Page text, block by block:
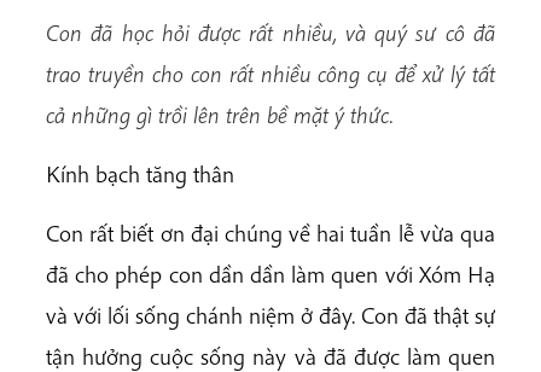
Con đã học hỏi được rất nhiều, và quý sư cô đã
trao truyền cho con rất nhiều công cụ để xử lý tất
cả những gì trồi lên trên bề mặt ý thức.
Kính bạch tăng thân
Con rất biết ơn đại chúng về hai tuần lễ vừa qua
đã cho phép con dần dần làm quen với Xóm Hạ
và với lối sống chánh niệm ở đây. Con đã thật sự
tận hưởng cuộc sống này và đã được làm quen